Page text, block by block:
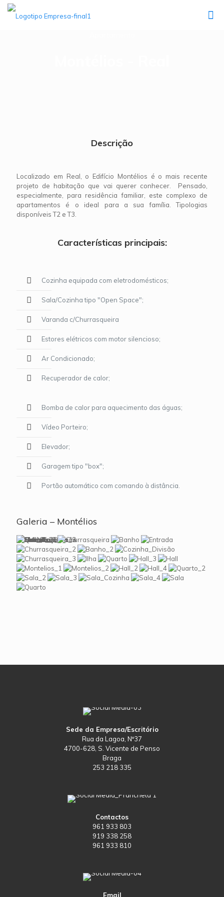
Descrição
Localizado em Real, o Edifício Montélios é o mais recente
projeto de habitação que vai querer conhecer. Pensado,
especialmente, para residência familiar, este complexo de
apartamentos é o ideal para a sua família. Tipologias
disponíveis T2 e T3.
Características principais:
Cozinha equipada com eletrodomésticos;
Sala/Cozinha tipo "Open Space";
Varanda c/Churrasqueira
Estores elétricos com motor silencioso;
Ar Condicionado;
Recuperador de calor;
Bomba de calor para aquecimento das águas;
Vídeo Porteiro;
Elevador;
Garagem tipo "box";
Portão automático com comando à distância.
Galeria – Montélios
Sede da Empresa/Escritório
Rua da Lagoa, Nº37
4700-628, S. Vicente de Penso
Braga
253 218 335
Contactos
961 933 803
919 338 258
961 933 810
Email